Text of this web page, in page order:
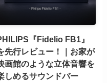
『Fidelio FB1』
先行レビュー！｜お家が
画館のような立体音響を
しめるサウンドバー